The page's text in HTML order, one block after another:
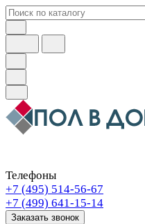
Телефоны
+7 (495) 514-56-67
+7 (499) 641-15-14
Заказать звонок